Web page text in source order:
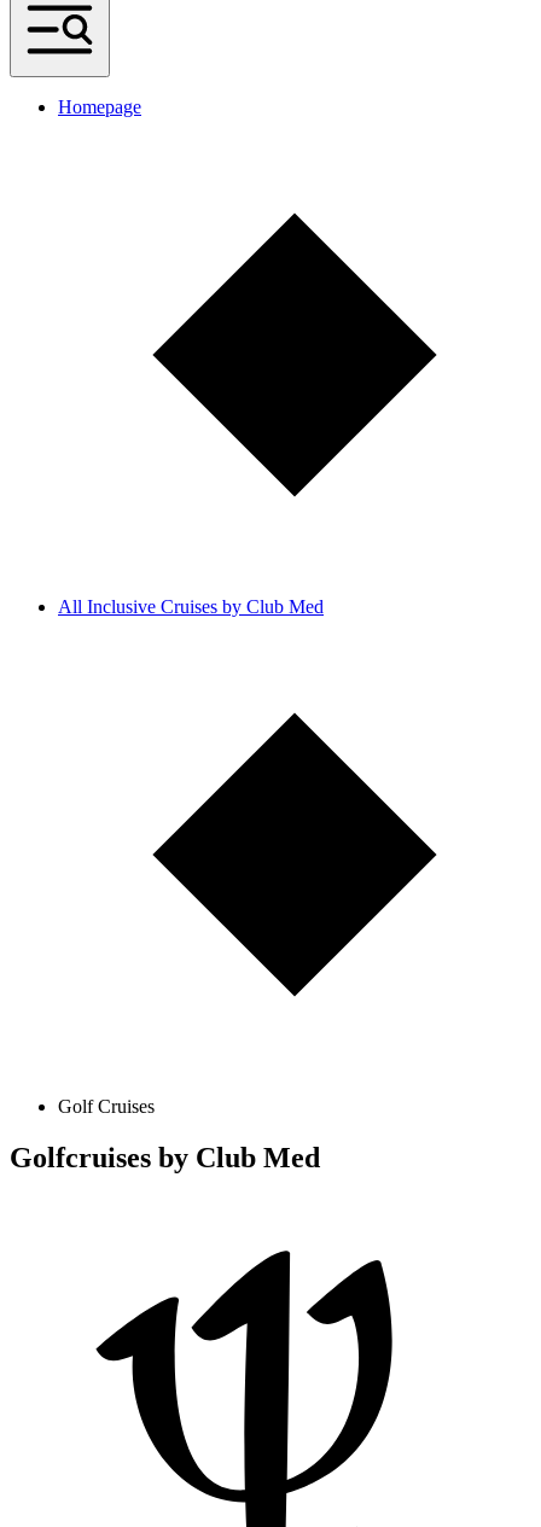
Homepage
All Inclusive Cruises by Club Med
Golf Cruises
Golfcruises by Club Med